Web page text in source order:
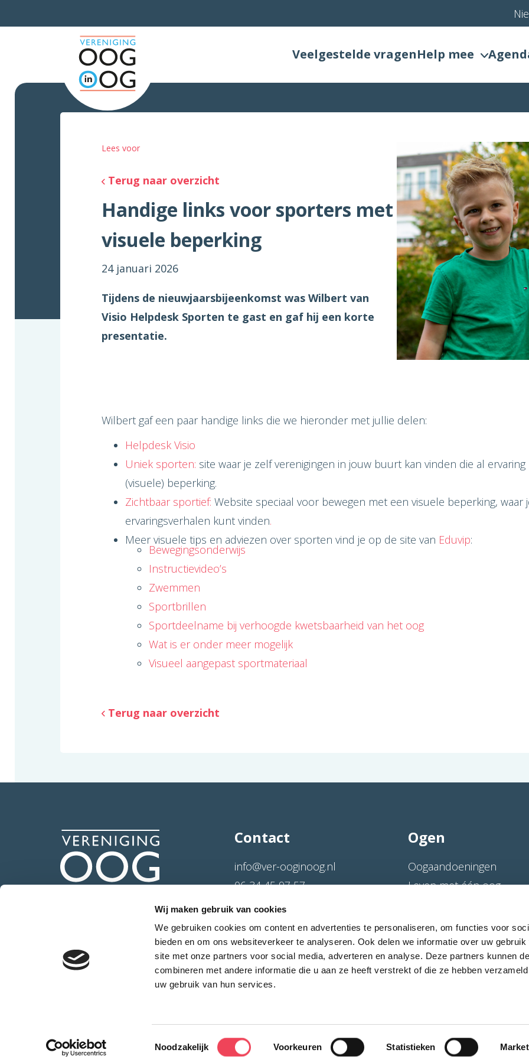
Wij maken gebruik van cookies
We gebruiken cookies om content en advertenties te personaliseren, om functies voor
bieden en om ons websiteverkeer te analyseren. Ook delen we informatie over uw gebruik
site met onze partners voor social media, adverteren en analyse. Deze partners kunnen
combineren met andere informatie die u aan ze heeft verstrekt of die ze hebben
uw gebruik van hun services.
Toestemmingsselectie
Noodzakelijk Voorkeuren Statistieken
Veelgestelde vragenHelp mee
Lees voor
Terug naar overzicht
Handige links voor sporters met
visuele beperking
24 januari 2026
Tijdens de nieuwjaarsbijeenkomst was Wilbert van
Visio Helpdesk Sporten te gast en gaf hij een korte
presentatie.
Wilbert gaf een paar handige links die we hieronder met jullie delen:
Helpdesk Visio
Uniek sporten: site waar je zelf verenigingen in jouw buurt kan vinden die al
(visuele) beperking.
Zichtbaar sportief: Website speciaal voor bewegen met een visuele beperking,
ervaringsverhalen kunt vinden.
Meer visuele tips en adviezen over sporten vind je op de site van Eduvip:
Bewegingsonderwijs
Instructievideo’s
Zwemmen
Sportbrillen
Sportdeelname bij verhoogde kwetsbaarheid van het oog
Wat is er onder meer mogelijk
Visueel aangepast sportmateriaal
Terug naar overzicht
Contact
info@ver-ooginoog.nl
06 34 45 97 57
Hertogstraat 20
4714 BX Sprundel
Ogen
Oogaandoeningen
Leven met één oog
Oogverwijdering
Bibliotheek
Veelgestelde vragen
© Copyright 2026 Vereniging OOG in OOG Colofon Disclaimer Privacy policyKlachten Cookies